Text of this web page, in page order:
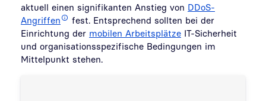
aktuell einen signifikanten Anstieg von DDoS-
Angriffen
fest. Entsprechend sollten bei der
Einrichtung der mobilen Arbeitsplätze IT-Sicherheit
und organisationsspezifische Bedingungen im
Mittelpunkt stehen.